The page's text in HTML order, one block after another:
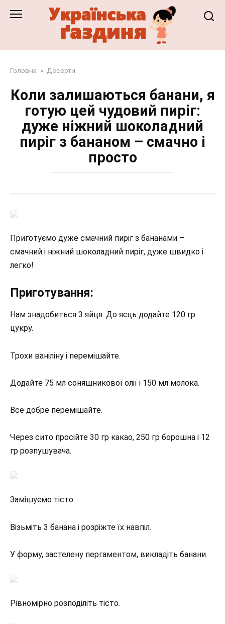
Головна » Десерти
Коли залишаються банани, я
готую цей чудовий пиріг:
дуже ніжний шоколадний
пиріг з бананом – смачно і
просто
Приготуємо дуже смачний пиріг з бананами –
смачний і ніжний шоколадний пиріг, дуже швидко і
легко!
Приготування:
Нам знадобиться 3 яйця. До яєць додайте 120 гр
цукру.
Трохи ваніліну і перемішайте.
Додайте 75 мл соняшникової олії і 150 мл молока.
Все добре перемішайте.
Через сито просійте 30 гр какао, 250 гр борошна і 12
гр розпушувача.
Замішуємо тісто.
Візьміть 3 банана і розріжте їх навпіл.
У форму, застелену пергаментом, викладіть банани.
Рівномірно розподіліть тісто.